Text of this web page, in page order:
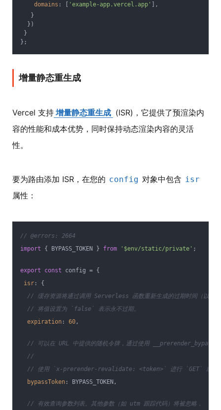
domains : [ 'example-app.vercel.app' ],
}
})
}
};
增量静态重生成
Vercel 支持 增量静态重生成 (ISR)，它提供了预渲染内
容的性能和成本优势，同时保持动态渲染内容的灵活
性。
要为路由添加 ISR，在您的 config 对象中包含 isr
属性：
// @errors: 2664
import { BYPASS_TOKEN } from '$env/static/private' ;
export const config = {
isr : {
// 缓存资源将通过调用 Serverless 函数重新生成的过期时间（以秒
// 将值设置为 `false` 表示永不过期。
expiration : 60,
// 可以在 URL 中提供的随机令牌，通过使用
//
// 使用 `x-prerender-revalidate: <token>` 进行 `GET` 或
bypassToken : BYPASS_TOKEN,
// 有效查询参数列表。其他参数（如 utm 跟踪代码）将被忽略，